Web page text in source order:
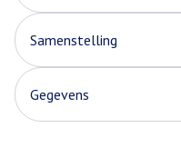
Patiënt koelt niet af
producten en
de ritssluiting onderaan
Samenstelling
Gegevens